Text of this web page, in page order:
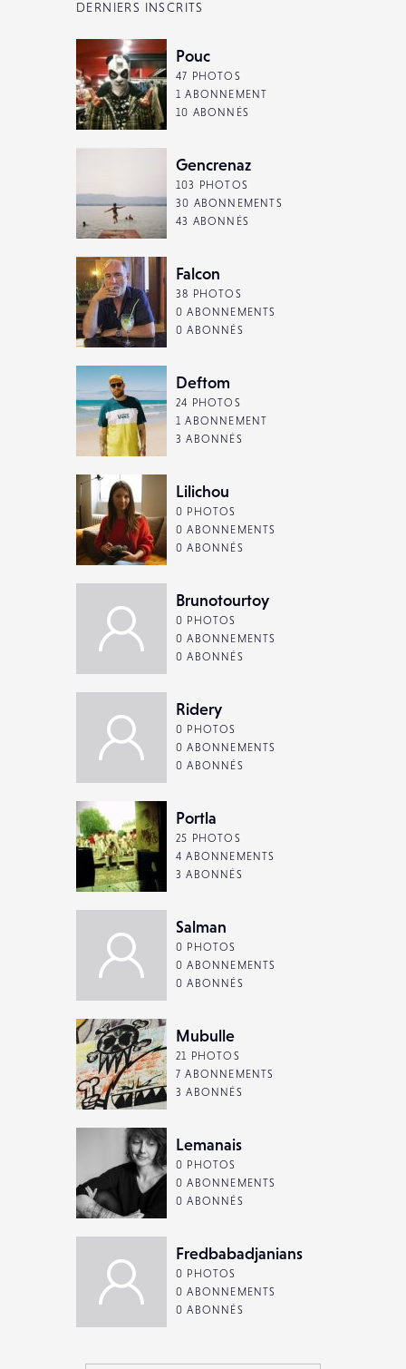
DERNIERS INSCRITS
Pouc
47 PHOTOS
1 ABONNEMENT
10 ABONNÉS
Gencrenaz
103 PHOTOS
30 ABONNEMENTS
43 ABONNÉS
Falcon
38 PHOTOS
0 ABONNEMENTS
0 ABONNÉS
Deftom
24 PHOTOS
1 ABONNEMENT
3 ABONNÉS
Lilichou
0 PHOTOS
0 ABONNEMENTS
0 ABONNÉS
Brunotourtoy
0 PHOTOS
0 ABONNEMENTS
0 ABONNÉS
Ridery
0 PHOTOS
0 ABONNEMENTS
0 ABONNÉS
Portla
25 PHOTOS
4 ABONNEMENTS
3 ABONNÉS
Salman
0 PHOTOS
0 ABONNEMENTS
0 ABONNÉS
Mubulle
21 PHOTOS
7 ABONNEMENTS
3 ABONNÉS
Lemanais
0 PHOTOS
0 ABONNEMENTS
0 ABONNÉS
Fredbabadjanians
0 PHOTOS
0 ABONNEMENTS
0 ABONNÉS